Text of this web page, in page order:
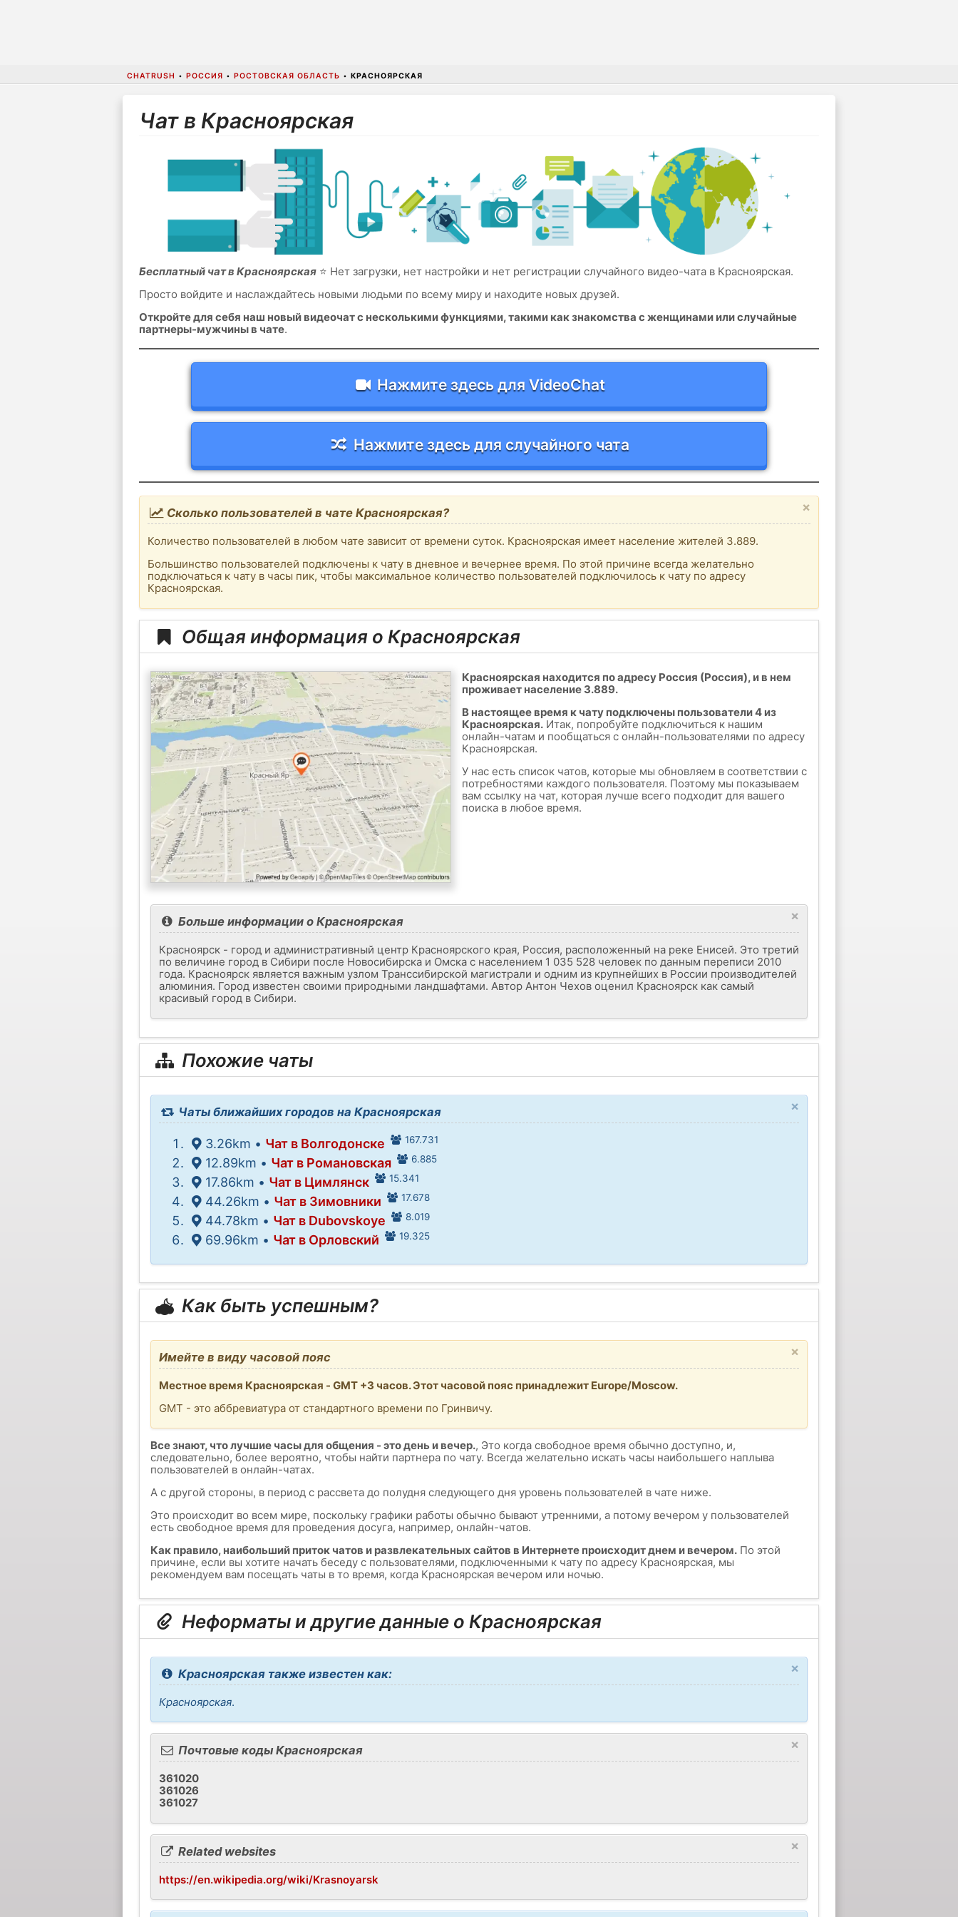
CHATRUSH • РОССИЯ • РОСТОВСКАЯ ОБЛАСТЬ • КРАСНОЯРСКАЯ
Чат в Красноярская
Бесплатный чат в Красноярская⭐ Нет загрузки, нет настройки и нет регистрации случайного видео-чата в Красноярская.
Просто войдите и наслаждайтесь новыми людьми по всему миру и находите новых друзей.
Откройте для себя наш новый видеочат с несколькими функциями, такими как знакомства с женщинами или случайные
партнеры-мужчины в чате.
Нажмите здесь для VideoChat
Нажмите здесь для случайного чата
×
Сколько пользователей в чате Красноярская?
Количество пользователей в любом чате зависит от времени суток. Красноярская имеет население жителей 3.889.
Большинство пользователей подключены к чату в дневное и вечернее время. По этой причине всегда желательно
подключаться к чату в часы пик, чтобы максимальное количество пользователей подключилось к чату по адресу
Красноярская.
Общая информация о Красноярская
Красноярская находится по адресу Россия (Россия), и в нем
проживает население 3.889.
В настоящее время к чату подключены пользователи 4 из
Красноярская.Итак, попробуйте подключиться к нашим
онлайн-чатам и пообщаться с онлайн-пользователями по адресу
Красноярская.
У нас есть список чатов, которые мы обновляем в соответствии с
потребностями каждого пользователя. Поэтому мы показываем
вам ссылку на чат, которая лучше всего подходит для вашего
поиска в любое время.
×
Больше информации о Красноярская
Красноярск - город и административный центр Красноярского края, Россия, расположенный на реке Енисей. Это третий
по величине город в Сибири после Новосибирска и Омска с населением 1 035 528 человек по данным переписи 2010
года. Красноярск является важным узлом Транссибирской магистрали и одним из крупнейших в России производителей
алюминия. Город известен своими природными ландшафтами. Автор Антон Чехов оценил Красноярск как самый
красивый город в Сибири.
Похожие чаты
×
Чаты ближайших городов на Красноярская
3.26km • Чат в Волгодонске 167.731
12.89km • Чат в Романовская 6.885
17.86km • Чат в Цимлянск 15.341
44.26km • Чат в Зимовники 17.678
44.78km • Чат в Dubovskoye 8.019
69.96km • Чат в Орловский 19.325
Как быть успешным?
×
Имейте в виду часовой пояс
Местное время Красноярская - GMT +3 часов. Этот часовой пояс принадлежит Europe/Moscow.
GMT - это аббревиатура от стандартного времени по Гринвичу.
Все знают, что лучшие часы для общения - это день и вечер., Это когда свободное время обычно доступно, и,
следовательно, более вероятно, чтобы найти партнера по чату. Всегда желательно искать часы наибольшего наплыва
пользователей в онлайн-чатах.
А с другой стороны, в период с рассвета до полудня следующего дня уровень пользователей в чате ниже.
Это происходит во всем мире, поскольку графики работы обычно бывают утренними, а потому вечером у пользователей
есть свободное время для проведения досуга, например, онлайн-чатов.
Как правило, наибольший приток чатов и развлекательных сайтов в Интернете происходит днем и вечером.По этой
причине, если вы хотите начать беседу с пользователями, подключенными к чату по адресу Красноярская, мы
рекомендуем вам посещать чаты в то время, когда Красноярская вечером или ночью.
Неформаты и другие данные о Красноярская
×
Красноярская также известен как:
Красноярская.
×
Почтовые коды Красноярская
361020
361026
361027
×
Related websites
https://en.wikipedia.org/wiki/Krasnoyarsk